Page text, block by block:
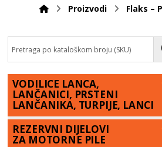
Proizvodi Flaks –
VODILICE LANCA,
LANČANICI, PRSTENI
LANČANIKA, TURPIJE, LANCI
REZERVNI DIJELOVI
ZA MOTORNE PILE